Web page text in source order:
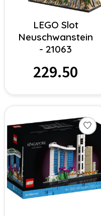
LEGO Slot
Neuschwanstein
- 21063
229.50